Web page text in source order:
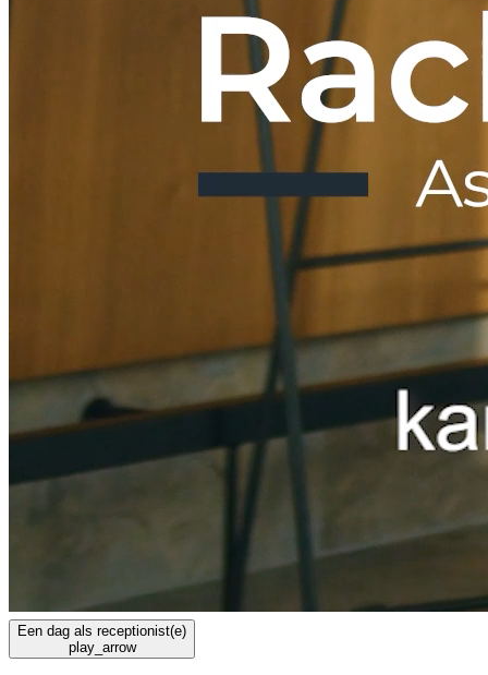
Een dag als receptionist(e)
play_arrow